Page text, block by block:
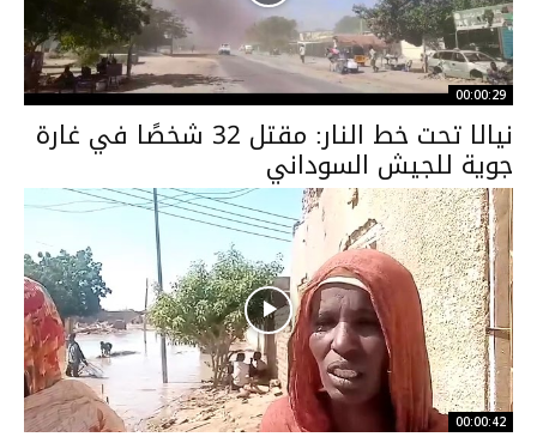
00:00:29
نيالا تحت خط النار: مقتل 32 شخصًا في غارة
جوية للجيش السوداني
00:00:42